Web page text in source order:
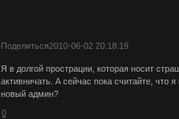
Поделиться2010-06-02 20:18:19
Я в долгой прострации, которая носит
активничать. А сейчас пока считайте,
новый админ?
0